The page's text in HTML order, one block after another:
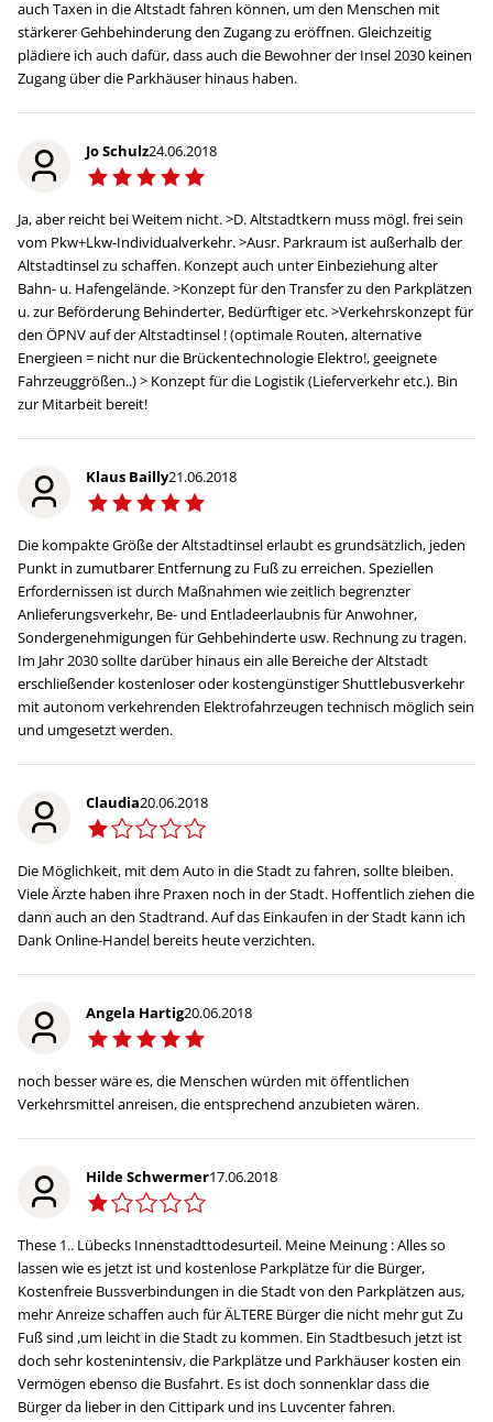
auch Taxen in die Altstadt fahren können, um den Menschen mit
stärkerer Gehbehinderung den Zugang zu eröffnen. Gleichzeitig
plädiere ich auch dafür, dass auch die Bewohner der Insel 2030 keinen
Zugang über die Parkhäuser hinaus haben.
Jo Schulz24.06.2018
Ja, aber reicht bei Weitem nicht. >D. Altstadtkern muss mögl. frei sein
vom Pkw+Lkw-Individualverkehr. >Ausr. Parkraum ist außerhalb der
Altstadtinsel zu schaffen. Konzept auch unter Einbeziehung alter
Bahn- u. Hafengelände. >Konzept für den Transfer zu den Parkplätzen
u. zur Beförderung Behinderter, Bedürftiger etc. >Verkehrskonzept für
den ÖPNV auf der Altstadtinsel ! (optimale Routen, alternative
Energieen = nicht nur die Brückentechnologie Elektro!, geeignete
Fahrzeuggrößen..) > Konzept für die Logistik (Lieferverkehr etc.). Bin
zur Mitarbeit bereit!
Klaus Bailly21.06.2018
Die kompakte Größe der Altstadtinsel erlaubt es grundsätzlich, jeden
Punkt in zumutbarer Entfernung zu Fuß zu erreichen. Speziellen
Erfordernissen ist durch Maßnahmen wie zeitlich begrenzter
Anlieferungsverkehr, Be- und Entladeerlaubnis für Anwohner,
Sondergenehmigungen für Gehbehinderte usw. Rechnung zu tragen.
Im Jahr 2030 sollte darüber hinaus ein alle Bereiche der Altstadt
erschließender kostenloser oder kostengünstiger Shuttlebusverkehr
mit autonom verkehrenden Elektrofahrzeugen technisch möglich sein
und umgesetzt werden.
Claudia20.06.2018
Die Möglichkeit, mit dem Auto in die Stadt zu fahren, sollte bleiben.
Viele Ärzte haben ihre Praxen noch in der Stadt. Hoffentlich ziehen die
dann auch an den Stadtrand. Auf das Einkaufen in der Stadt kann ich
Dank Online-Handel bereits heute verzichten.
Angela Hartig20.06.2018
noch besser wäre es, die Menschen würden mit öffentlichen
Verkehrsmittel anreisen, die entsprechend anzubieten wären.
Hilde Schwermer17.06.2018
These 1.. Lübecks Innenstadttodesurteil. Meine Meinung : Alles so
lassen wie es jetzt ist und kostenlose Parkplätze für die Bürger,
Kostenfreie Bussverbindungen in die Stadt von den Parkplätzen aus,
mehr Anreize schaffen auch für ÄLTERE Bürger die nicht mehr gut Zu
Fuß sind ,um leicht in die Stadt zu kommen. Ein Stadtbesuch jetzt ist
doch sehr kostenintensiv, die Parkplätze und Parkhäuser kosten ein
Vermögen ebenso die Busfahrt. Es ist doch sonnenklar dass die
Bürger da lieber in den Cittipark und ins Luvcenter fahren.